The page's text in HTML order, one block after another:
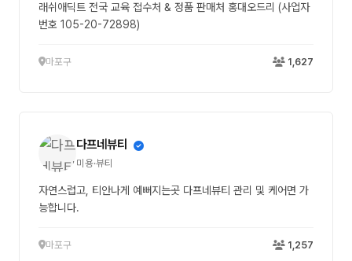
래쉬애딕트 전국 교육 접수처 & 정품 판매처 홍대오드리 (사업자
번호 105-20-72898)
마포구 1,627
다프네뷰티
미용·뷰티
자연스럽고, 티안나게 예뻐지는곳 다프네뷰티 관리 및 케어면 가
능합니다.
마포구 1,257